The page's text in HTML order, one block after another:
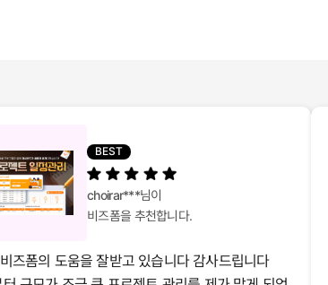
BEST
choirar***님이
비즈폼을 추천합니다.
즈폼의 도움을 잘받고 있습니다 감사드립니다